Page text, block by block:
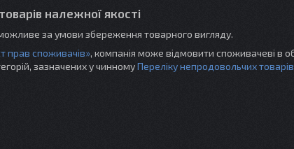
належної якості
за умови збереження товарного вигляду.
прав споживачів», компанія може відмовити споживачеві в
зазначених у чинномуПереліку непродовольчих